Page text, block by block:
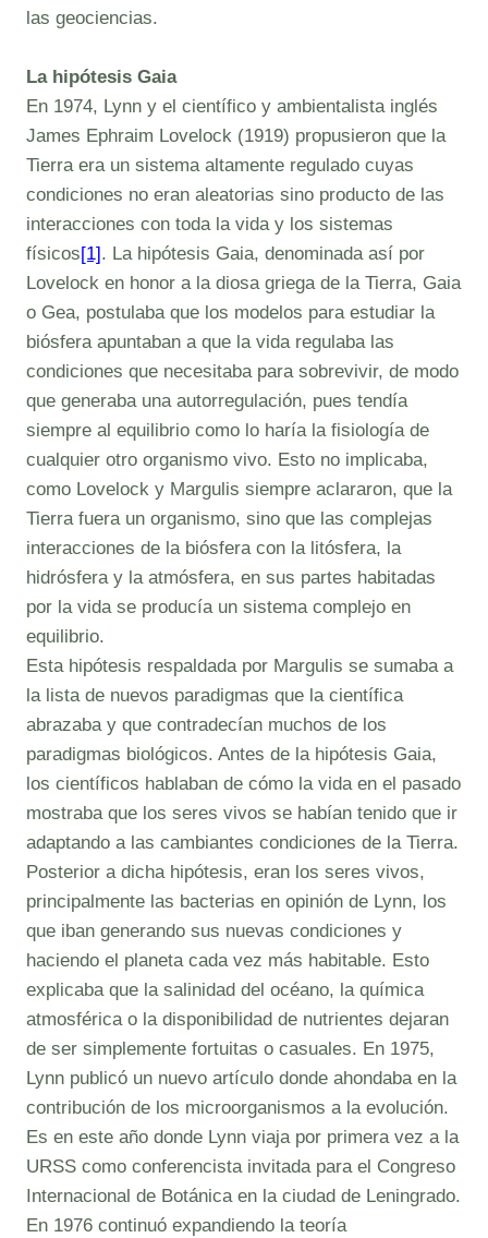
las geociencias.
La hipótesis Gaia
En 1974, Lynn y el científico y ambientalista inglés
James Ephraim Lovelock (1919) propusieron que la
Tierra era un sistema altamente regulado cuyas
condiciones no eran aleatorias sino producto de las
interacciones con toda la vida y los sistemas
físicos[1]. La hipótesis Gaia, denominada así por
Lovelock en honor a la diosa griega de la Tierra, Gaia
o Gea, postulaba que los modelos para estudiar la
biósfera apuntaban a que la vida regulaba las
condiciones que necesitaba para sobrevivir, de modo
que generaba una autorregulación, pues tendía
siempre al equilibrio como lo haría la fisiología de
cualquier otro organismo vivo. Esto no implicaba,
como Lovelock y Margulis siempre aclararon, que la
Tierra fuera un organismo, sino que las complejas
interacciones de la biósfera con la litósfera, la
hidrósfera y la atmósfera, en sus partes habitadas
por la vida se producía un sistema complejo en
equilibrio.
Esta hipótesis respaldada por Margulis se sumaba a
la lista de nuevos paradigmas que la científica
abrazaba y que contradecían muchos de los
paradigmas biológicos. Antes de la hipótesis Gaia,
los científicos hablaban de cómo la vida en el pasado
mostraba que los seres vivos se habían tenido que ir
adaptando a las cambiantes condiciones de la Tierra.
Posterior a dicha hipótesis, eran los seres vivos,
principalmente las bacterias en opinión de Lynn, los
que iban generando sus nuevas condiciones y
haciendo el planeta cada vez más habitable. Esto
explicaba que la salinidad del océano, la química
atmosférica o la disponibilidad de nutrientes dejaran
de ser simplemente fortuitas o casuales. En 1975,
Lynn publicó un nuevo artículo donde ahondaba en la
contribución de los microorganismos a la evolución.
Es en este año donde Lynn viaja por primera vez a la
URSS como conferencista invitada para el Congreso
Internacional de Botánica en la ciudad de Leningrado.
En 1976 continuó expandiendo la teoría